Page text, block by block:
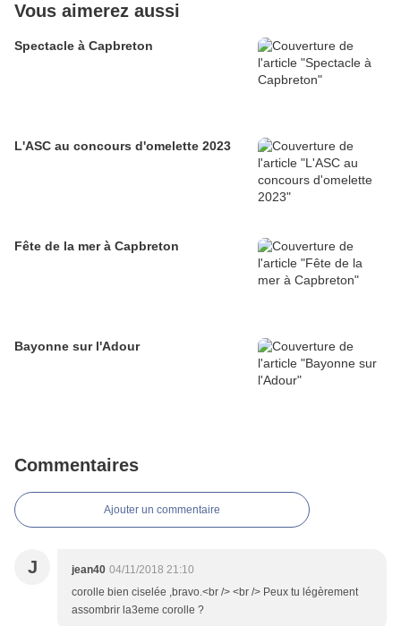
Vous aimerez aussi
Spectacle à Capbreton
L'ASC au concours d'omelette 2023
Fête de la mer à Capbreton
Bayonne sur l'Adour
Commentaires
Ajouter un commentaire
J jean40 04/11/2018 21:10
corolle bien ciselée ,bravo.<br /> <br /> Peux tu légèrement
assombrir la3eme corolle ?